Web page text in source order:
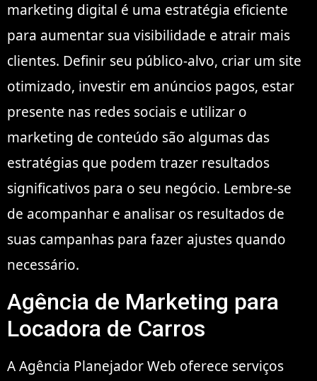
marketing digital é uma estratégia eficiente
para aumentar sua visibilidade e atrair mais
clientes. Definir seu público-alvo, criar um site
otimizado, investir em anúncios pagos, estar
presente nas redes sociais e utilizar o
marketing de conteúdo são algumas das
estratégias que podem trazer resultados
significativos para o seu negócio. Lembre-se
de acompanhar e analisar os resultados de
suas campanhas para fazer ajustes quando
necessário.
Agência de Marketing para
Locadora de Carros
A Agência Planejador Web oferece serviços